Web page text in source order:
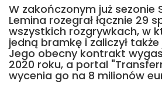
W zakończonym już sezonie
Lemina rozegrał łącznie 29
wszystkich rozgrywkach, w
jedną bramkę i zaliczył
Jego obecny kontrakt
2020 roku, a portal
wycenia go na 8 milionów